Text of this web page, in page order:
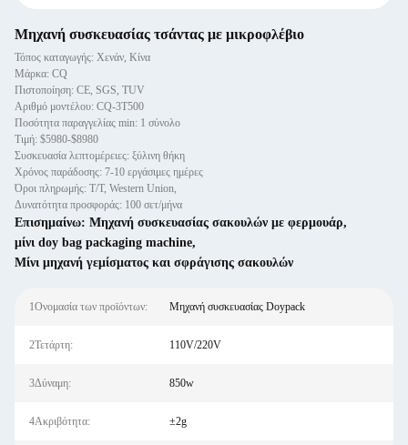
Μηχανή συσκευασίας τσάντας με μικροφλέβιο
Τόπος καταγωγής: Χενάν, Κίνα
Μάρκα: CQ
Πιστοποίηση: CE, SGS, TUV
Αριθμό μοντέλου: CQ-3T500
Ποσότητα παραγγελίας min: 1 σύνολο
Τιμή: $5980-$8980
Συσκευασία λεπτομέρειες: ξύλινη θήκη
Χρόνος παράδοσης: 7-10 εργάσιμες ημέρες
Όροι πληρωμής: T/T, Western Union,
Δυνατότητα προσφοράς: 100 σετ/μήνα
Επισημαίνω: Μηχανή συσκευασίας σακουλών με φερμουάρ,
μίνι doy bag packaging machine,
Μίνι μηχανή γεμίσματος και σφράγισης σακουλών
1Ονομασία των προϊόντων: Μηχανή συσκευασίας Doypack
2Τετάρτη: 110V/220V
3Δύναμη: 850w
4Ακριβότητα: ±2g